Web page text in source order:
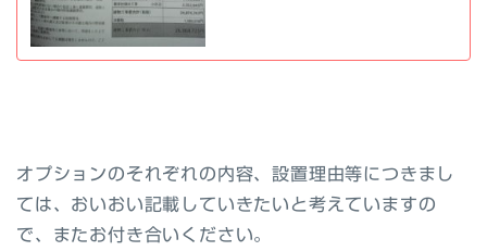
オプションのそれぞれの内容、設置理由等につきまし
ては、おいおい記載していきたいと考えていますの
で、またお付き合いください。